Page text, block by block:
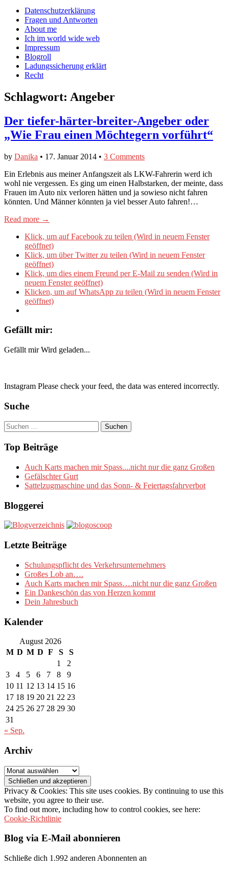
Facebook
anzeigen
Twitter
anzeigen
auf
Instagram
anzeigen
Main
menu
Skip
content
Datenschutzerklärung
Fragen und Antworten
About me
Ich im world wide web
Impressum
Blogroll
Ladungssicherung erklärt
Recht
Schlagwort: Angeber
Der tiefer-härter-breiter-Angeber oder
„Wie Frau einen Möchtegern vorführt“
by Danika • 17. Januar 2014 • 3 Comments
Ein Erlebnis aus meiner Anfangszeit als LKW-Fahrerin werd ich
wohl nie vergessen. Es ging um einen Halbstarken, der meinte, dass
Frauen im Auto nix verloren hätten und ja sowieso nicht fahren
könnten. Und Männer könnten ja viel besser Auto fahren!…
Read more →
Klick, um auf Facebook zu teilen (Wird in neuem Fenster
geöffnet)
Klick, um über Twitter zu teilen (Wird in neuem Fenster
geöffnet)
Klick, um dies einem Freund per E-Mail zu senden (Wird in
neuem Fenster geöffnet)
Klicken, um auf WhatsApp zu teilen (Wird in neuem Fenster
geöffnet)
Gefällt mir:
Gefällt mir Wird geladen...
Instagram Please check your feed, the data was entered incorrectly.
Suche
Suchen
nach:
Top Beiträge
Auch Karts machen mir Spass....nicht nur die ganz Großen
Gefälschter Gurt
Sattelzugmaschine und das Sonn- & Feiertagsfahrverbot
Bloggerei
Letzte Beiträge
Schulungspflicht des Verkehrsunternehmers
Großes Lob an….
Auch Karts machen mir Spass….nicht nur die ganz Großen
Ein Dankeschön das von Herzen kommt
Dein Jahresbuch
Kalender
August 2026
M D M D F S
S
1
2
3
4 5 6 7 8
9
10 11 12 13 14 15 16
17 18 19 20 21 22 23
24 25 26 27 28 29 30
31
« Sep.
Archiv
Archiv
Privacy & Cookies: This site uses cookies. By continuing to use this
website, you agree to their use.
To find out more, including how to control cookies, see here:
Cookie-Richtlinie
Blog via E-Mail abonnieren
Schließe dich 1.992 anderen Abonnenten an